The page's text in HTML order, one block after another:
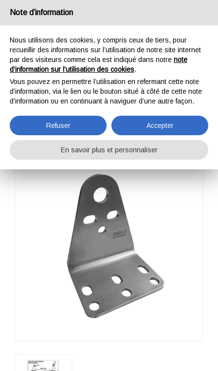
ZAZA2 VIA
Note d’information
Nous utilisons des cookies, y compris ceux de tiers, pour
recueillir des informations sur l’utilisation de notre site internet
par des visiteurs comme cela est indiqué dans notre note
d’information sur l’utilisation des cookies.
Vous pouvez en permettre l’utilisation en refermant cette note
d’information, via le lien ou le bouton situé à côté de cette note
d’information ou en continuant à naviguer d’une autre façon.
Refuser Accepter
En savoir plus et personnaliser